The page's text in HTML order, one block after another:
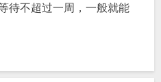
待不超过一周，一般就能